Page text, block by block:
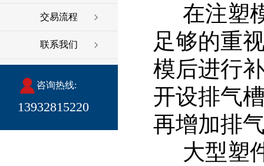
交易流程
联系我们
咨询热线:
13932815220
在注塑
足够的重
模后进行
开设排气
再增加排
大型塑